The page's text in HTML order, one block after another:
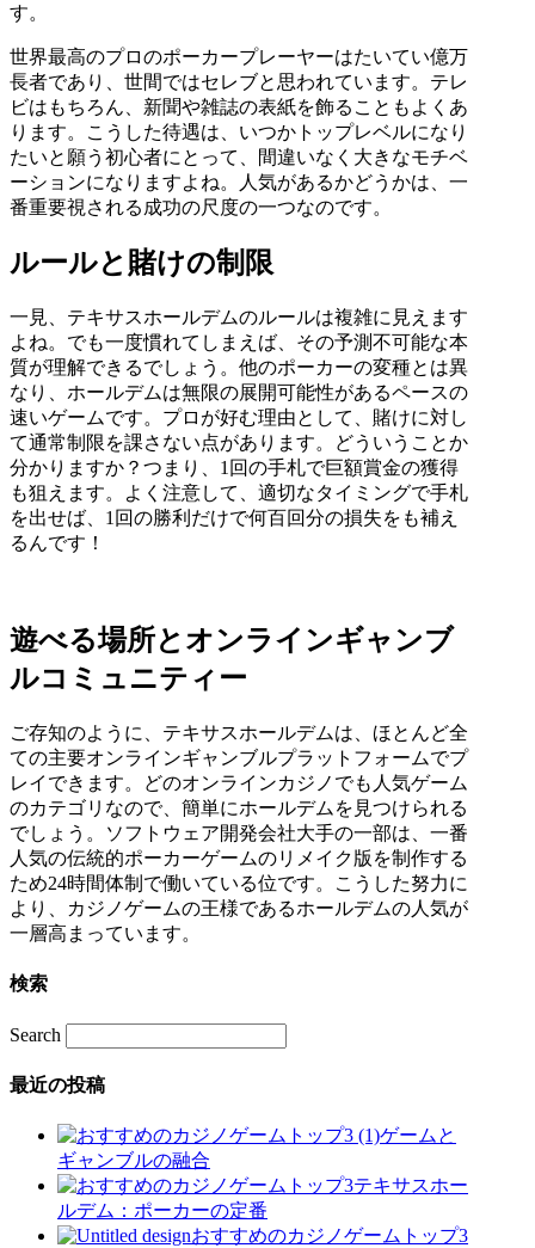
す。
世界最高のプロのポーカープレーヤーはたいてい億万
長者であり、世間ではセレブと思われています。テレ
ビはもちろん、新聞や雑誌の表紙を飾ることもよくあ
ります。こうした待遇は、いつかトップレベルになり
たいと願う初心者にとって、間違いなく大きなモチベ
ーションになりますよね。人気があるかどうかは、一
番重要視される成功の尺度の一つなのです。
ルールと賭けの制限
一見、テキサスホールデムのルールは複雑に見えます
よね。でも一度慣れてしまえば、その予測不可能な本
質が理解できるでしょう。他のポーカーの変種とは異
なり、ホールデムは無限の展開可能性があるペースの
速いゲームです。プロが好む理由として、賭けに対し
て通常制限を課さない点があります。どういうことか
分かりますか？つまり、1回の手札で巨額賞金の獲得
も狙えます。よく注意して、適切なタイミングで手札
を出せば、1回の勝利だけで何百回分の損失をも補え
るんです！
遊べる場所とオンラインギャンブ
ルコミュニティー
ご存知のように、テキサスホールデムは、ほとんど全
ての主要オンラインギャンブルプラットフォームでプ
レイできます。どのオンラインカジノでも人気ゲーム
のカテゴリなので、簡単にホールデムを見つけられる
でしょう。ソフトウェア開発会社大手の一部は、一番
人気の伝統的ポーカーゲームのリメイク版を制作する
ため24時間体制で働いている位です。こうした努力に
より、カジノゲームの王様であるホールデムの人気が
一層高まっています。
検索
Search
最近の投稿
ゲームと
ギャンブルの融合
テキサスホー
ルデム：ポーカーの定番
おすすめのカジノゲームトップ3